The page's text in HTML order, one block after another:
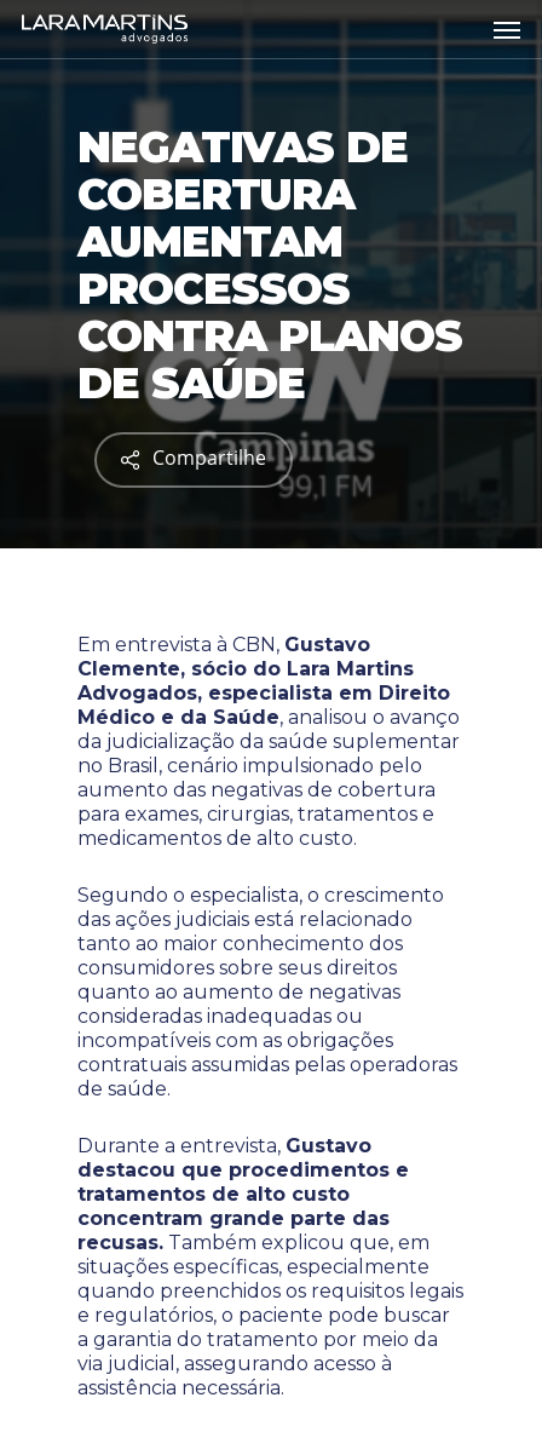
Skip
main
NEGATIVAS DE
COBERTURA
AUMENTAM
PROCESSOS
CONTRA PLANOS
DE SAÚDE
Compartilhe
Em entrevista à CBN, Gustavo
Clemente, sócio do Lara Martins
Advogados, especialista em Direito
Médico e da Saúde, analisou o avanço
da judicialização da saúde suplementar
no Brasil, cenário impulsionado pelo
aumento das negativas de cobertura
para exames, cirurgias, tratamentos e
medicamentos de alto custo.
Segundo o especialista, o crescimento
das ações judiciais está relacionado
tanto ao maior conhecimento dos
consumidores sobre seus direitos
quanto ao aumento de negativas
consideradas inadequadas ou
incompatíveis com as obrigações
contratuais assumidas pelas operadoras
de saúde.
Durante a entrevista, Gustavo
destacou que procedimentos e
tratamentos de alto custo
concentram grande parte das
recusas. Também explicou que, em
situações específicas, especialmente
quando preenchidos os requisitos legais
e regulatórios, o paciente pode buscar
a garantia do tratamento por meio da
via judicial, assegurando acesso à
assistência necessária.